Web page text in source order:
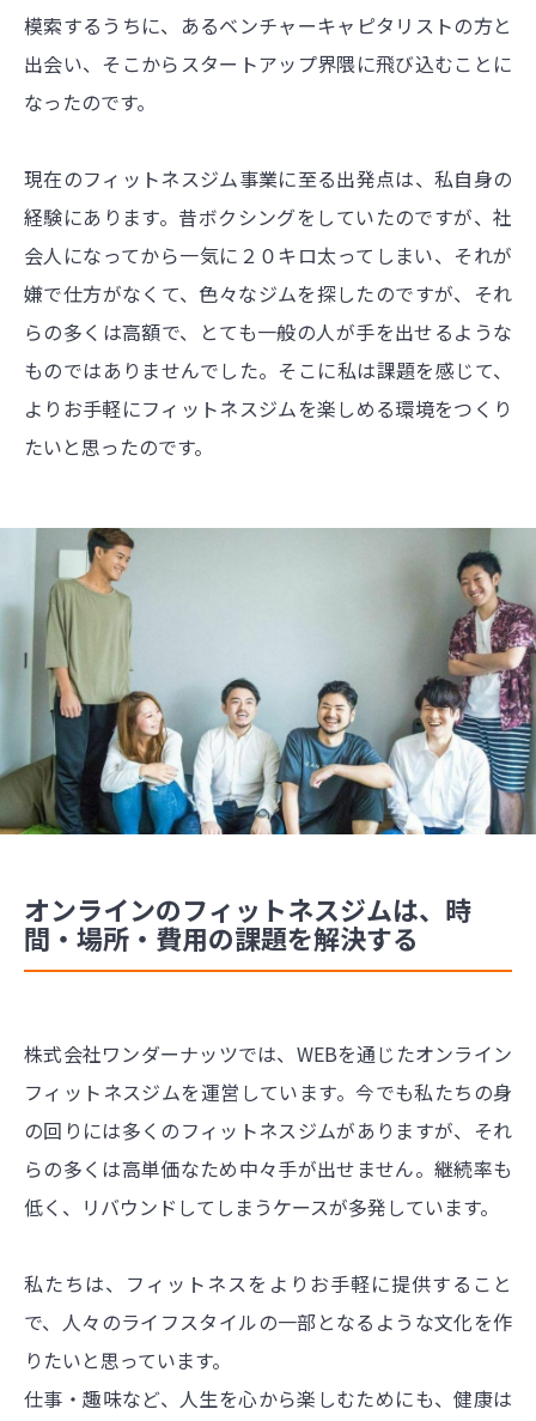
模索するうちに、あるベンチャーキャピタリストの方と
出会い、そこからスタートアップ界隈に飛び込むことに
なったのです。
現在のフィットネスジム事業に至る出発点は、私自身の
経験にあります。昔ボクシングをしていたのですが、社
会人になってから一気に２０キロ太ってしまい、それが
嫌で仕方がなくて、色々なジムを探したのですが、それ
らの多くは高額で、とても一般の人が手を出せるような
ものではありませんでした。そこに私は課題を感じて、
よりお手軽にフィットネスジムを楽しめる環境をつくり
たいと思ったのです。
オンラインのフィットネスジムは、時
間・場所・費用の課題を解決する
株式会社ワンダーナッツでは、WEBを通じたオンライン
フィットネスジムを運営しています。今でも私たちの身
の回りには多くのフィットネスジムがありますが、それ
らの多くは高単価なため中々手が出せません。継続率も
低く、リバウンドしてしまうケースが多発しています。
私たちは、フィットネスをよりお手軽に提供すること
で、人々のライフスタイルの一部となるような文化を作
りたいと思っています。
仕事・趣味など、人生を心から楽しむためにも、健康は